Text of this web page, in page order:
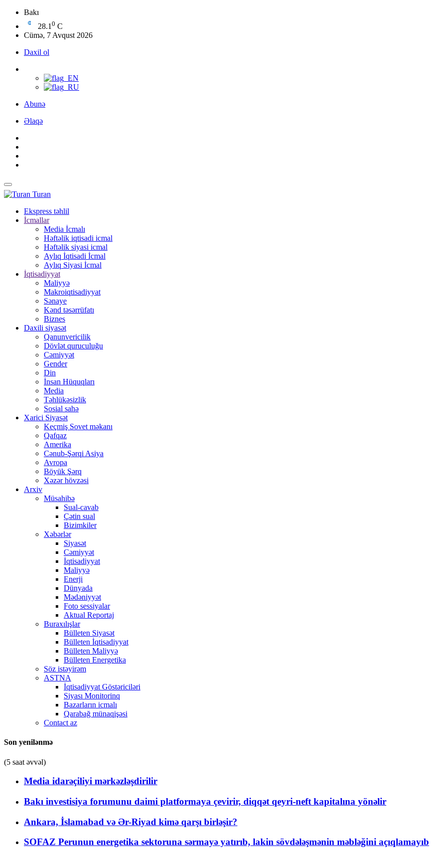
Bakı
28.1 0 C
Cümə, 7 Avqust 2026
Daxil ol
Abunə
Əlaqə
Turan
Ekspress təhlil
İcmallar
Media İcmalı
Həftəlik iqtisadi icmal
Həftəlik siyasi icmal
Aylıq İqtisadi İcmal
Aylıq Siyasi İcmal
İqtisadiyyat
Maliyyə
Makroiqtisadiyyat
Sənaye
Kənd təsərrüfatı
Biznes
Daxili siyasət
Qanunvericilik
Dövlət quruculuğu
Cəmiyyət
Gender
Din
İnsan Hüquqları
Media
Təhlükəsizlik
Sosial sahə
Xarici Siyasət
Keçmiş Sovet məkanı
Qafqaz
Amerika
Cənub-Şərqi Asiya
Avropa
Böyük Şərq
Xəzər hövzəsi
Arxiv
Müsahibə
Sual-cavab
Çətin sual
Bizimkiler
Xəbərlər
Siyasət
Cəmiyyət
İqtisadiyyat
Maliyyə
Enerji
Dünyada
Mədəniyyət
Foto sessiyalar
Aktual Reportaj
Buraxılışlar
Bülleten Siyasət
Bülleten İqtisadiyyat
Bülleten Maliyyə
Bülleten Energetika
Söz istəyirəm
ASTNA
İqtisadiyyat Göstəriciləri
Siyası Monitorinq
Bazarların icmalı
Qarabağ münaqişəsi
Contact az
Son yenilənmə
(5 saat əvvəl)
Media idarəçiliyi mərkəzləşdirilir
Bakı investisiya forumunu daimi platformaya çevirir, diqqət qeyri-neft kapitalına yönəlir
Ankara, İslamabad və Ər-Riyad kimə qarşı birləşir?
SOFAZ Perunun energetika sektoruna sərmayə yatırıb, lakin sövdələşmənin məbləğini açıqlamayıb